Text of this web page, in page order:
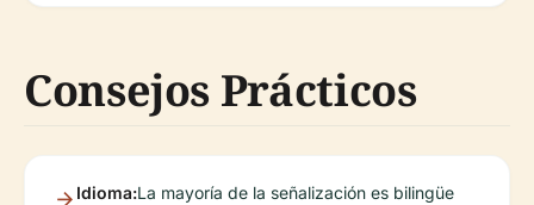
Consejos Prácticos
Idioma:La mayoría de la señalización es bilingüe